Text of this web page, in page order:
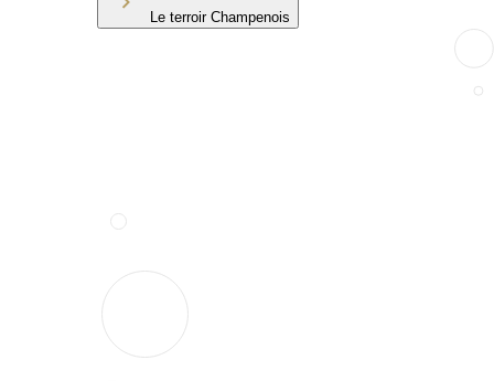
Le terroir Champenois